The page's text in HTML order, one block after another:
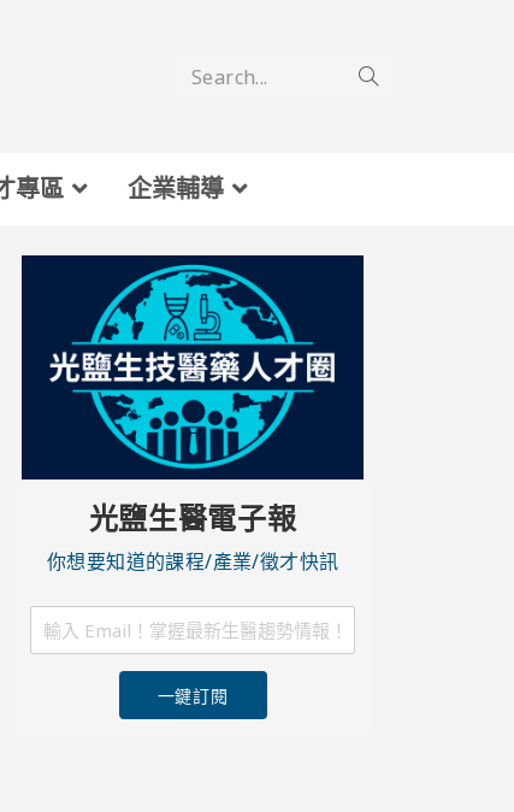
Search...
專區 企業輔導
光鹽生醫電子報
你想要知道的課程/產業/徵才快訊
一鍵訂閱